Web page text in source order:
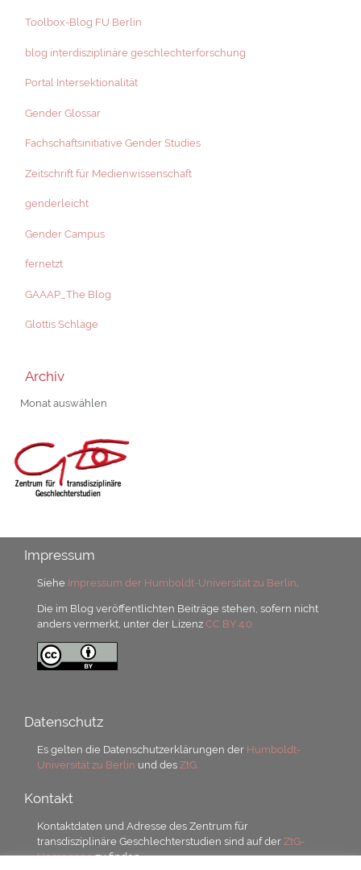
Toolbox-Blog FU Berlin
blog interdisziplinäre geschlechterforschung
Portal Intersektionalität
Gender Glossar
Fachschaftsinitiative Gender Studies
Zeitschrift für Medienwissenschaft
genderleicht
Gender Campus
fernetzt
GAAAP_The Blog
Glottis Schläge
Archiv
Archiv
Impressum
Siehe Impressum der Humboldt-Universität zu Berlin
Die im Blog veröffentlichten Beiträge stehen, sofern nicht
anders vermerkt, unter der LizenzCC BY 4.0.
Datenschutz
Es gelten die Datenschutzerklärungen der Humboldt-
Universität zu Berlin und desZtG.
Kontakt
Kontaktdaten und Adresse des Zentrum für
transdisziplinäre Geschlechterstudien sind auf derZtG-
Homepagezu finden.